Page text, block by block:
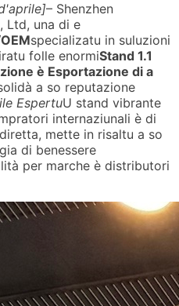
– Shenzhen
Ltd, una di e
specializatu in suluzioni
folle enormiStand 1.1
è Esportazione di a
a so reputazione
EspertuU stand vibrante
internaziunali è di
mette in risaltu a so
di benessere
per marche è distributori